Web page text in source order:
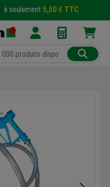
à seulement 5,50 € TTC